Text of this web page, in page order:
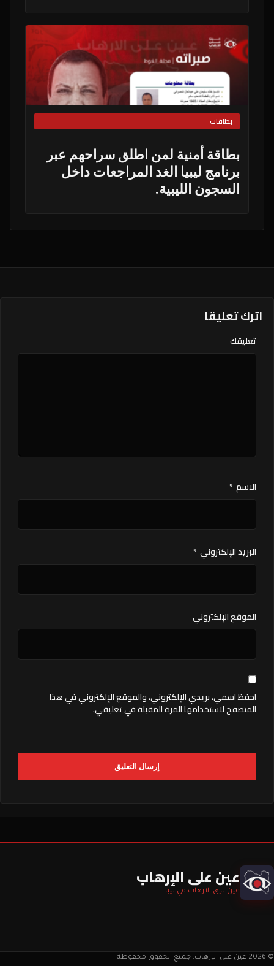
بطاقات
بطاقة أمنية لمن اطلق سراحهم عبر
برنامج ليبيا الغد المراجعات داخل
السجون الليبية.
اترك تعليقاً
تعليقك
الاسم *
البريد الإلكتروني *
الموقع الإلكتروني
احفظ اسمي، بريدي الإلكتروني، والموقع الإلكتروني في هذا
المتصفح لاستخدامها المرة المقبلة في تعليقي.
عين على الإرهاب
عين ترى الارهاب في ليبا
© 2026 عين على الإرهاب. جميع الحقوق محفوظة.